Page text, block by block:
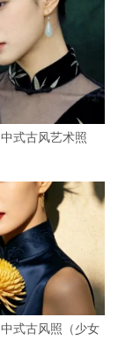
中式古风艺术照
中式古风照（少女